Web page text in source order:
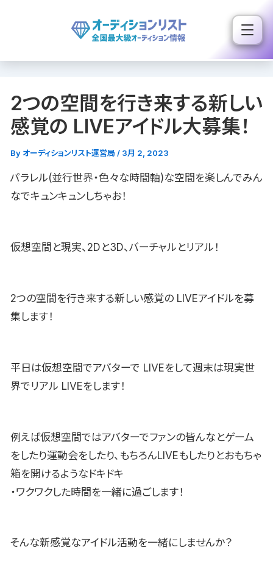
ス
2つの空間を行き来する新しい
感覚の LIVEアイドル大募集！
By オーディションリスト運営局 / 3月 2, 2023
パラレル(並行世界・色々な時間軸)な空間を楽しんでみん
なでキュンキュンしちゃお！
仮想空間と現実、2Dと3D、バーチャルとリアル！
2つの空間を行き来する新しい感覚の LIVEアイドルを募
集します！
平日は仮想空間でアバターで LIVEをして週末は現実世
界でリアル LIVEをします！
例えば仮想空間ではアバターでファンの皆んなとゲーム
をしたり運動会をしたり、もちろんLIVEもしたりとおもちゃ
箱を開けるようなドキドキ
・ワクワクした時間を一緒に過ごします！
そんな新感覚なアイドル活動を一緒にしませんか？